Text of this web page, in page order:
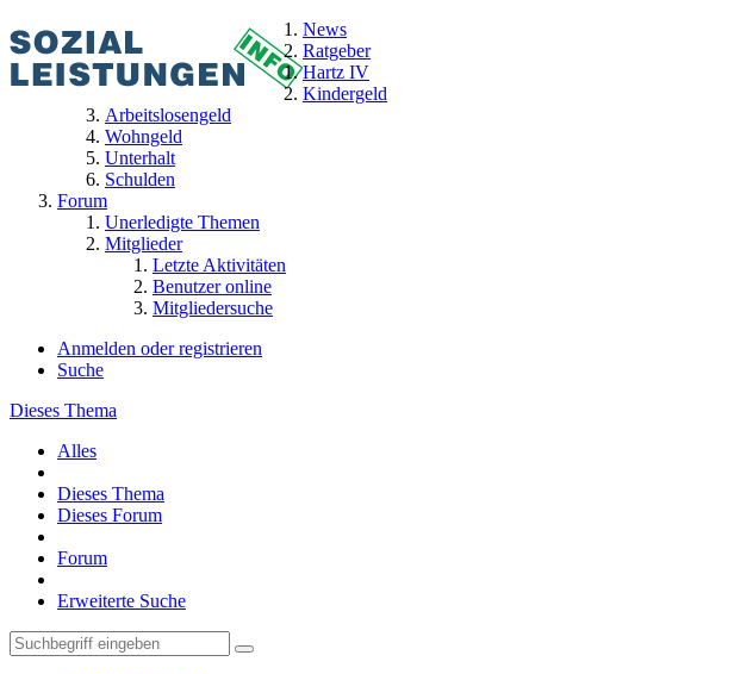
News
Ratgeber
Hartz IV
Kindergeld
Arbeitslosengeld
Wohngeld
Unterhalt
Schulden
Forum
Unerledigte Themen
Mitglieder
Letzte Aktivitäten
Benutzer online
Mitgliedersuche
Anmelden oder registrieren
Suche
Dieses Thema
Alles
Dieses Thema
Dieses Forum
Forum
Erweiterte Suche